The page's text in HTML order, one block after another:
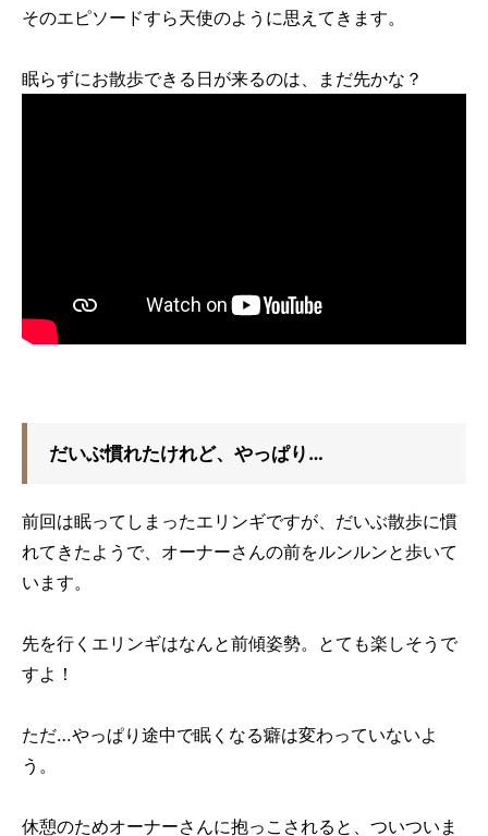
そのエピソードすら天使のように思えてきます。
眠らずにお散歩できる日が来るのは、まだ先かな？
だいぶ慣れたけれど、やっぱり…
前回は眠ってしまったエリンギですが、だいぶ散歩に慣
れてきたようで、オーナーさんの前をルンルンと歩いて
います。
先を行くエリンギはなんと前傾姿勢。とても楽しそうで
すよ！
ただ…やっぱり途中で眠くなる癖は変わっていないよ
う。
休憩のためオーナーさんに抱っこされると、ついついま